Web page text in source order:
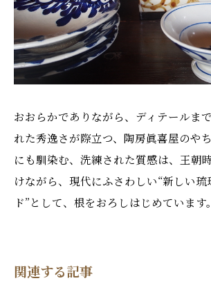
おおらかでありながら、ディテールま
れた秀逸さが際立つ、陶房眞喜屋のや
にも馴染む、洗練された質感は、王朝
けながら、現代にふさわしい“新しい琉
ド”として、根をおろしはじめています。
関連する記事